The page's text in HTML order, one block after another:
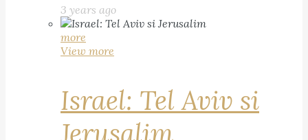
3 years ago
more
View more
Israel: Tel Aviv si
Jerusalim